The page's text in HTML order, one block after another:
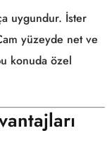
uygundur. İster
yüzeyde net ve
konuda özel